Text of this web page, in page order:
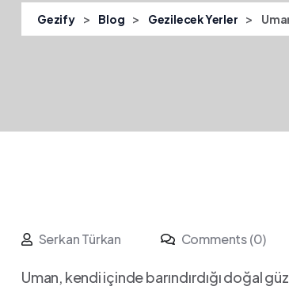
Gezify > Blog > Gezilecek Yerler >
Serkan Türkan Comments (0)
Uman, kendi ⁣içinde barındırdığı doğal